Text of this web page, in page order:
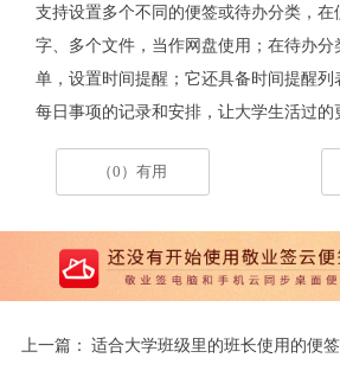
支持设置多个不同的便签或待办分类，
字、多个文件，当作网盘使用；在待办
单，设置时间提醒；它还具备时间提醒
每日事项的记录和安排，让大学生活过的
（0）有用
上一篇： 适合大学班级里的班长使用的便签